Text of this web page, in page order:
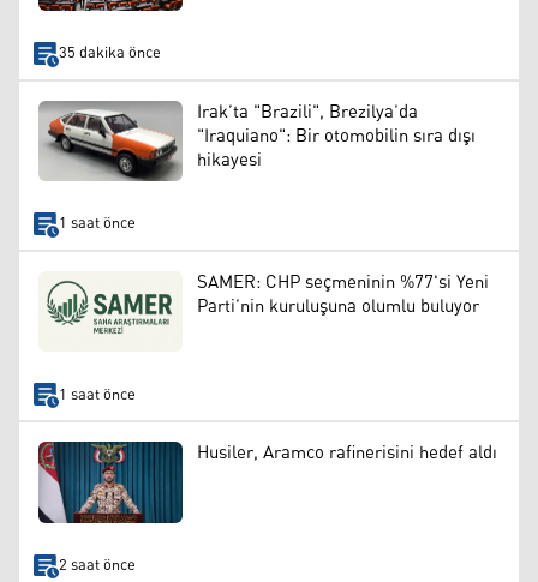
35 dakika önce
Irak’ta "Brazili", Brezilya’da
"Iraquiano": Bir otomobilin sıra dışı
hikayesi
1 saat önce
SAMER: CHP seçmeninin %77'si Yeni
Parti’nin kuruluşuna olumlu buluyor
1 saat önce
Husiler, Aramco rafinerisini hedef aldı
2 saat önce